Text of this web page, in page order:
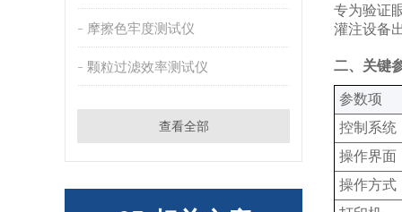
摩擦色牢度测试仪
颗粒过滤效率测试仪
查看全部
专为验证
灌注设备
二、关键
‌参数项‌
控制系统
操作界面
操作方式